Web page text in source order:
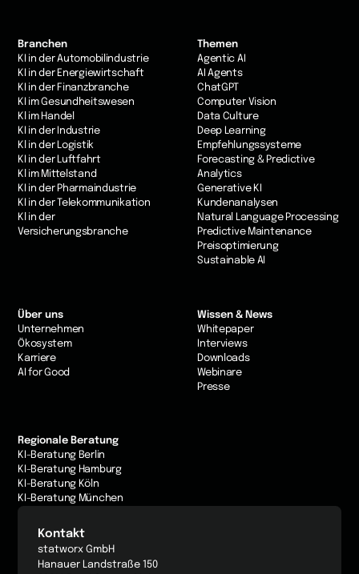
Branchen
KI in der Automobilindustrie
KI in der Energiewirtschaft
KI in der Finanzbranche
KI im Gesundheitswesen
Kl im Handel
KI in der Industrie
Kl in der Logistik
KI in der Luftfahrt
Kl im Mittelstand
KI in der Pharmaindustrie
KI in der Telekommunikation
Kl in der
Versicherungsbranche
Themen
Agentic AI
AI Agents
ChatGPT
Computer Vision
Data Culture
Deep Learning
Empfehlungssysteme
Forecasting & Predictive
Analytics
Generative KI
Kundenanalysen
Natural Language Processing
Predictive Maintenance
Preisoptimierung
Sustainable AI
Über uns
Unternehmen
Ökosystem
Karriere
AI for Good
Wissen & News
Whitepaper
Interviews
Downloads
Webinare
Presse
Regionale Beratung
KI-Beratung Berlin
KI-Beratung Hamburg
KI-Beratung Köln
KI-Beratung München
Kontakt
statworx GmbH
Hanauer Landstraße 150